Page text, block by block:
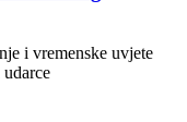
i vremenske uvjete